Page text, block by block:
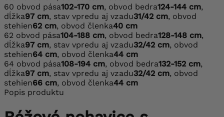
60 obvod pása102-170 cm, obvod bedra124-144 cm,
dĺžka97 cm, stav vpredu aj vzadu31/42 cm, obvod
stehien62 cm, obvod členka40 cm
62 obvod pása104-188 cm, obvod bedra128-148 cm,
dĺžka97 cm, stav vpredu aj vzadu32/42 cm, obvod
stehien64 cm, obvod členka44 cm
64 obvod pása108-194 cm, obvod bedra132-152 cm,
dĺžka97 cm, stav vpredu aj vzadu32/42 cm, obvod
stehien66 cm, obvod členka44 cm
Popis produktu